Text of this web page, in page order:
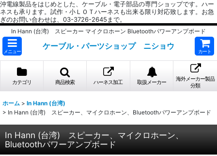
沖電線製品をはじめとした、ケーブル・電子部品の専門ショップです。ハー
ネスも承ります。試作・小ＬＯＴハーネスも出来る限り対応致します。お急
ぎのお問い合わせは、03-3726-2645まで。
In Hann (台湾) スピーカー マイクロホーン Bluetoothパワーアンプボード
メニュー
ケーブル・パーツショップ ニショウ
カート
カテゴリ 商品検索 ハーネス加工 取扱メーカー
海外メーカー製品
分類
ホーム > In Hann (台湾)
> In Hann (台湾) スピーカー、マイクロホーン、Bluetoothパワーアンプボード
In Hann (台湾) スピーカー、マイクロホーン、
Bluetoothパワーアンプボード